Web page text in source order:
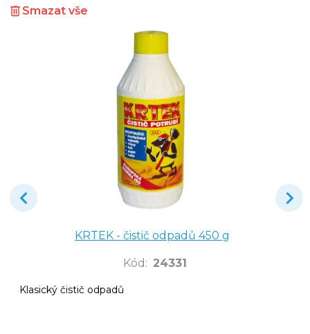
Smazat vše
KRTEK - čistič odpadů 450 g
Kód : 24331
Klasický čistič odpadů